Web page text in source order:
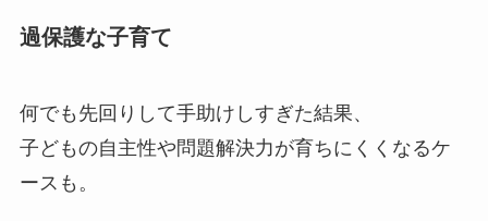
過保護な子育て
何でも先回りして手助けしすぎた結果、
子どもの自主性や問題解決力が育ちにくくなるケ
ースも。